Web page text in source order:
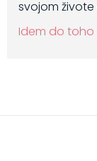
svojom živote
Idem do toho